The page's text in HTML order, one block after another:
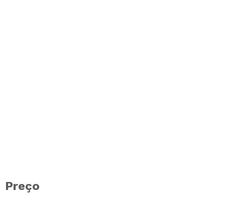
Preço